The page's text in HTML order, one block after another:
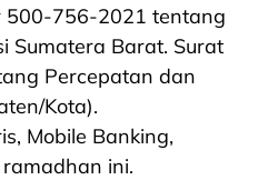
500-756-2021 tentang
Sumatera Barat. Surat
Percepatan dan
Kota).
Mobile Banking,
ini.